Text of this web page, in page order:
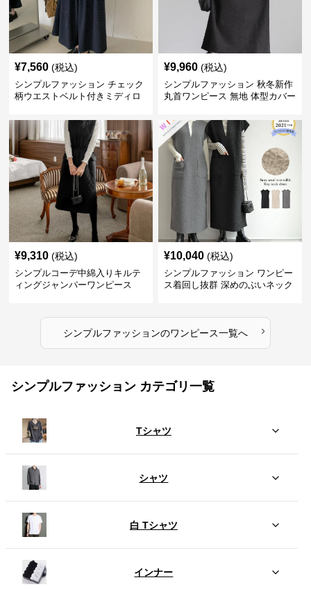
¥7,560 (税込)
シンプルファッション チェック
柄ウエストベルト付きミディロ
¥9,960 (税込)
シンプルファッション 秋冬新作
丸首ワンピース 無地 体型カバー
¥9,310 (税込)
シンプルコーデ中綿入りキルテ
ィングジャンパーワンピース
¥10,040 (税込)
シンプルファッション ワンピー
ス着回し抜群 深めのぶいネック
シンプルファッションのワンピース一覧へ ›
シンプルファッション カテゴリ一覧
Tシャツ
シャツ
白 Tシャツ
インナー